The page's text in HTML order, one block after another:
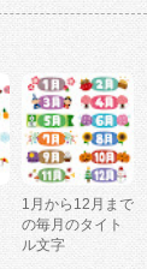
1月から12月まで
の毎月のタイト
ル文字